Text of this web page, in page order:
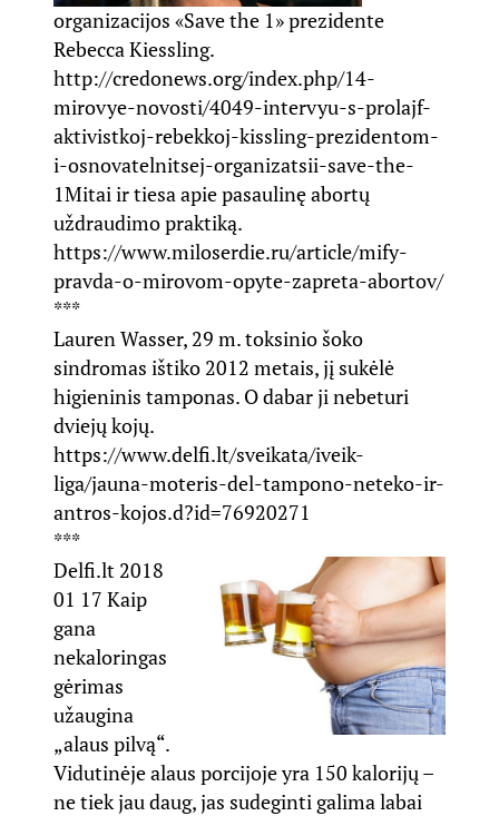
organizacijos «Save the 1» prezidente
Rebecca Kiessling.
http://credonews.org/index.php/14-
mirovye-novosti/4049-intervyu-s-prolajf-
aktivistkoj-rebekkoj-kissling-prezidentom-
i-osnovatelnitsej-organizatsii-save-the-
1Mitai ir tiesa apie pasaulinę abortų
uždraudimo praktiką.
https://www.miloserdie.ru/article/mify-
pravda-o-mirovom-opyte-zapreta-abortov/
***
Lauren Wasser, 29 m. toksinio šoko
sindromas ištiko 2012 metais, jį sukėlė
higieninis tamponas. O dabar ji nebeturi
dviejų kojų.
https://www.delfi.lt/sveikata/iveik-
liga/jauna-moteris-del-tampono-neteko-ir-
antros-kojos.d?id=76920271
***
Delfi.lt 2018
01 17 Kaip
gana
nekaloringas
gėrimas
užaugina
„alaus pilvą“.
Vidutinėje alaus porcijoje yra 150 kalorijų –
ne tiek jau daug, jas sudeginti galima labai